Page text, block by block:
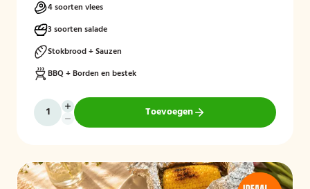
4 soorten vlees
3 soorten salade
Stokbrood + Sauzen
BBQ + Borden en bestek
Toevoegen